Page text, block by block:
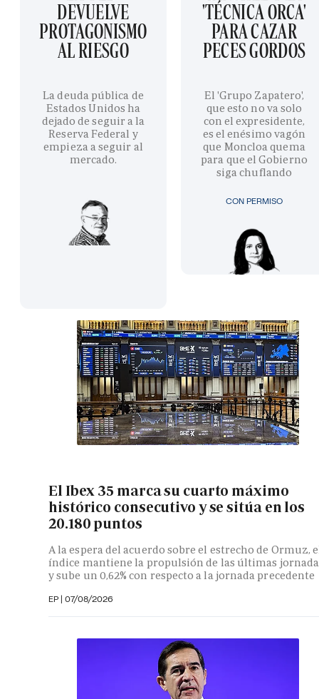
DEVUELVE
PROTAGONISMO
AL RIESGO
La deuda pública de
Estados Unidos ha
dejado de seguir a la
Reserva Federal y
empieza a seguir al
mercado.
CON PERMISO
'TÉCNICA ORCA'
PARA CAZAR
PECES GORDOS
El 'Grupo Zapatero',
que esto no va solo
con el expresidente,
es el enésimo vagón
que Moncloa quema
para que el Gobierno
siga chuflando
El Ibex 35 marca su cuarto máximo
histórico consecutivo y se sitúa en los
20.180 puntos
A la espera del acuerdo sobre el estrecho de Ormuz,
índice mantiene la propulsión de las últimas
y sube un 0,62% con respecto a la jornada precedente
EP | 07/08/2026